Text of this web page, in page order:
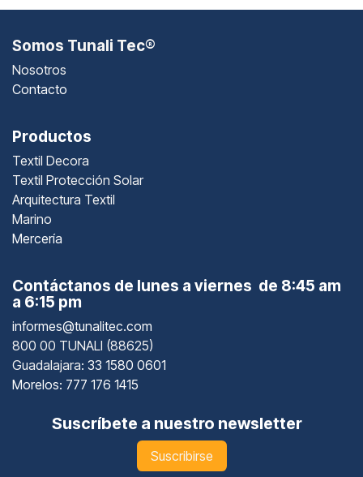
Somos Tunali Tec®
Nosotros
Contacto
Productos
Textil Decora
Textil Protección Solar
Arquitectura Textil
Marino
Mercería
Contáctanos de lunes a viernes de 8:45 am
a 6:15 pm
informes@tunalitec.com
800 00 TUNALI (88625)
Guadalajara: 33 1580 0601
Morelos: 777 176 1415
Suscríbete a nuestro newsletter
Suscribirse